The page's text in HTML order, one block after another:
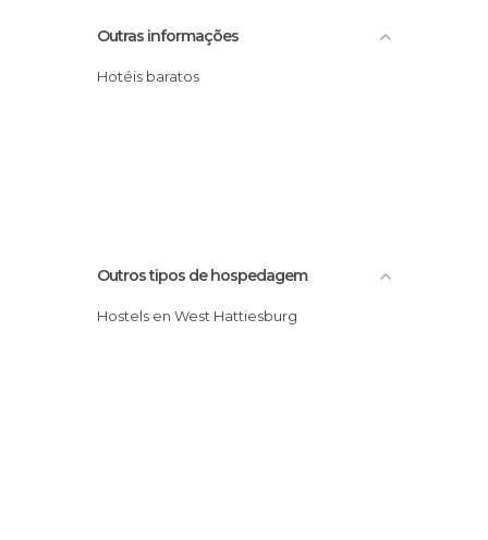
Outras informações
Hotéis baratos
Outros tipos de hospedagem
Hostels en West Hattiesburg